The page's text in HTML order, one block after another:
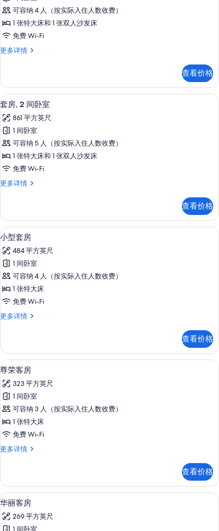
城
市
景
的
有
照
片
可容纳 4 人（按实际入住人数收费）
1 张特大床和 1 张双人沙发床
免费 Wi-Fi
更多详情
套
景
观
更
信
息
查看价格
显
示
套
房,
2
间
卧
室
所
有
照
片
高档床上用品、Select Comfort 床、
12
套房, 2 间卧室
861 平方英尺
1 间卧室
可容纳 5 人（按实际入住人数收费）
1 张特大床和 1 张双人沙发床
免费 Wi-Fi
更多详情
套
卧
室
更
信
息
查看价格
显
示
小
型
套
房
所
照
片
高档床上用品、Select Comfort 床、
8
小型套房
484 平方英尺
1 间卧室
可容纳 4 人（按实际入住人数收费）
1 张特大床
免费 Wi-Fi
更多详情
小
更
多
信
息
查看价格
显
示
尊
荣
客
房
所
照
片
高档床上用品、Select Comfort 床、
8
尊荣客房
323 平方英尺
1 间卧室
可容纳 3 人（按实际入住人数收费）
1 张特大床
免费 Wi-Fi
更多详情
尊
更
多
信
查看价格
显
示
华
高档床上用品、Select Comfort 床、
5
华丽客房
269 平方英尺
1 间卧室